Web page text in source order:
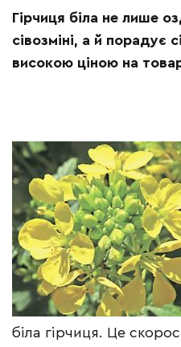
Гірчиця біла не лише
сівозміні, а й порадує
високою ціною на
біла гірчиця. Це